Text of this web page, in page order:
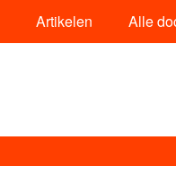
Artikelen Alle